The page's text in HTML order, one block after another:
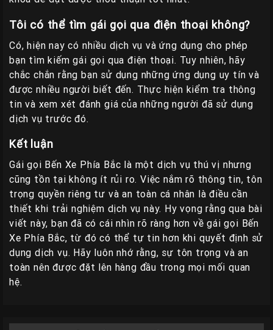
Tôi có thể tìm gái gọi qua điện thoại không?
Có, hiện nay có nhiều dịch vụ và ứng dụng cho phép
bạn tìm kiếm gái gọi qua điện thoại. Tuy nhiên, hãy
chắc chắn rằng bạn sử dụng những ứng dụng uy tín và
được nhiều người biết đến. Thực hiện kiểm tra thông
tin và xem xét đánh giá của những người đã sử dụng
dịch vụ trước đó.
Kết luận
Gái gọi Bến Xe Phía Bắc là một dịch vụ thú vị nhưng
cũng tồn tại không ít rủi ro. Việc nắm rõ thông tin, tôn
trọng quyền riêng tư và an toàn cá nhân là điều cần
thiết khi trải nghiệm dịch vụ này. Hy vọng rằng qua bài
viết này, bạn đã có cái nhìn rõ ràng hơn về gái gọi Bến
Xe Phía Bắc, từ đó có thể tự tin hơn khi quyết định sử
dụng dịch vụ. Hãy luôn nhớ rằng, sự tôn trọng và an
toàn nên được đặt lên hàng đầu trong mọi mối quan
hệ.